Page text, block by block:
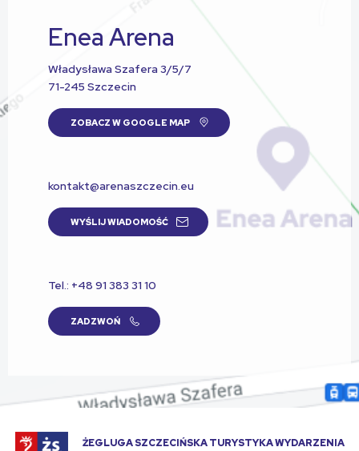
Enea Arena
Władysława Szafera 3/5/7
71-245 Szczecin
ZOBACZ W GOOGLE MAP
kontakt@arenaszczecin.eu
WYŚLIJ WIADOMOŚĆ
Tel.: +48 91 383 31 10
ZADZWOŃ
ŻEGLUGA SZCZECIŃSKA TURYSTYKA WYDARZENIA